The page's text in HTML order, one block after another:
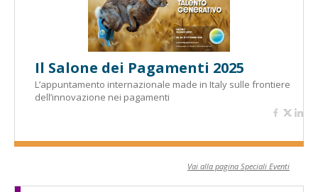
Il Salone dei Pagamenti 2025
L’appuntamento internazionale made in Italy sulle frontiere
dell’innovazione nei pagamenti
Vai alla pagina Speciali Eventi